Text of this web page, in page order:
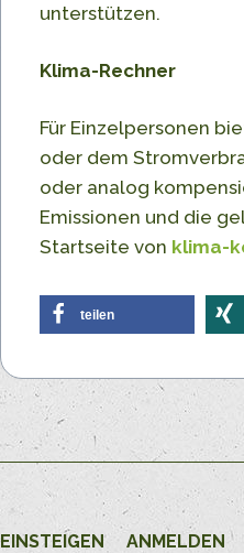
unterstützen.
Klima-Rechner
Für Einzelpersonen
oder dem
oder analog
Emissionen und die
Startseite von klima-
teilen
EINSTEIGEN ANMELDEN